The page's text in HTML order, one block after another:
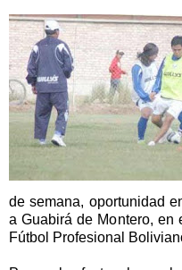
de semana, oportunidad
a Guabirá de Montero, en
Fútbol Profesional